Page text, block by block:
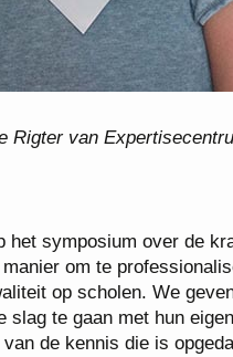
Rigter van
het symposium over de
om te
op scholen. We
te gaan met hun
de kennis die is